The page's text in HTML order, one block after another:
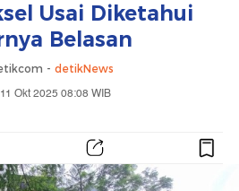
Usai Diketahui
Belasan
- detikNews
Okt 2025 08:08 WIB